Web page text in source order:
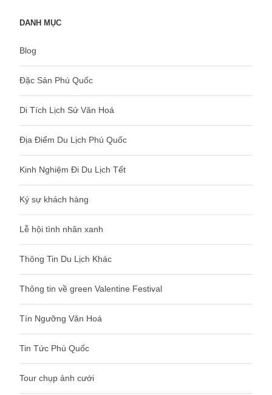
DANH MỤC
Blog
Đặc Sản Phú Quốc
Di Tích Lịch Sử Văn Hoá
Địa Điểm Du Lịch Phú Quốc
Kinh Nghiệm Đi Du Lịch Tết
Ký sự khách hàng
Lễ hội tình nhân xanh
Thông Tin Du Lịch Khác
Thông tin về green Valentine Festival
Tín Ngưỡng Văn Hoá
Tin Tức Phú Quốc
Tour chụp ảnh cưới